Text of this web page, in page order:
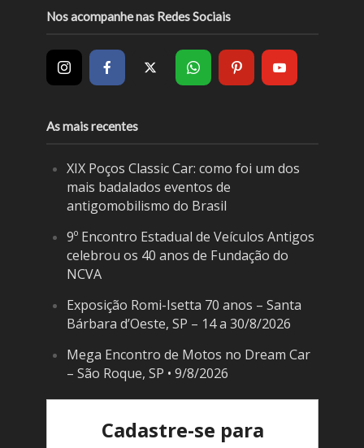
Nos acompanhe nas Redes Sociais
As mais recentes
XIX Poços Classic Car: como foi um dos
mais badalados eventos de
antigomobilismo do Brasil
9º Encontro Estadual de Veículos Antigos
celebrou os 40 anos de Fundação do
NCVA
Exposição Romi-Isetta 70 anos – Santa
Bárbara d’Oeste, SP – 14 a 30/8/2026
Mega Encontro de Motos no Dream Car
– São Roque, SP • 9/8/2026